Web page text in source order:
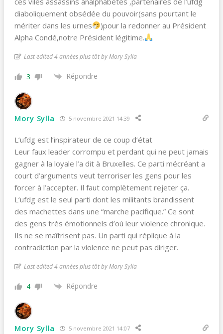
diaboliquement obsédée du pouvoir(sans pourtant le
mériter dans les urnes
)pour la redonner au Président
Alpha Condé,notre Président légitime.
Last edited 4 années plus tôt by Mory Sylla
3 Répondre
Mory Sylla 5 novembre 2021 14:39
L’ufdg est l’inspirateur de ce coup d’état
Leur faux leader corrompu et perdant qui ne peut jamais
gagner à la loyale l’a dit à Bruxelles. Ce parti mécréant a
court d’arguments veut terroriser les gens pour les
forcer à l’accepter. Il faut complètement rejeter ça.
L’ufdg est le seul parti dont les militants brandissent
des machettes dans une “marche pacifique.” Ce sont
des gens très émotionnels d’où leur violence chronique.
Ils ne se maîtrisent pas. Un parti qui réplique à la
contradiction par la violence ne peut pas diriger.
Last edited 4 années plus tôt by Mory Sylla
4 Répondre
Mory Sylla 5 novembre 2021 14:07